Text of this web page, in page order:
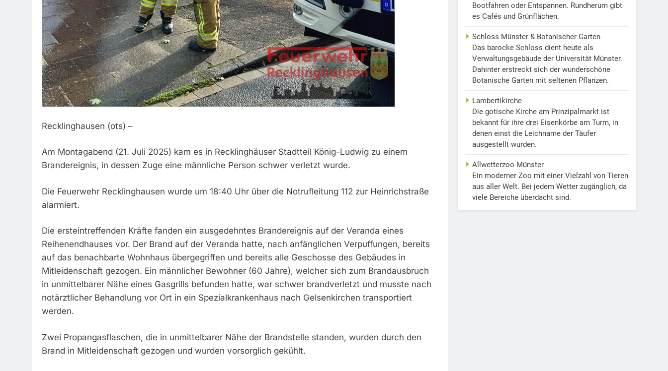
Recklinghausen (ots) –
Am Montagabend (21. Juli 2025) kam es in Recklinghäuser Stadtteil König-Ludwig zu einem
Brandereignis, in dessen Zuge eine männliche Person schwer verletzt wurde.
Die Feuerwehr Recklinghausen wurde um 18:40 Uhr über die Notrufleitung 112 zur Heinrichstraße
alarmiert.
Die ersteintreffenden Kräfte fanden ein ausgedehntes Brandereignis auf der Veranda eines
Reihenendhauses vor. Der Brand auf der Veranda hatte, nach anfänglichen Verpuffungen, bereits
auf das benachbarte Wohnhaus übergegriffen und bereits alle Geschosse des Gebäudes in
Mitleidenschaft gezogen. Ein männlicher Bewohner (60 Jahre), welcher sich zum Brandausbruch
in unmittelbarer Nähe eines Gasgrills befunden hatte, war schwer brandverletzt und musste nach
notärztlicher Behandlung vor Ort in ein Spezialkrankenhaus nach Gelsenkirchen transportiert
werden.
Zwei Propangasflaschen, die in unmittelbarer Nähe der Brandstelle standen, wurden durch den
Brand in Mitleidenschaft gezogen und wurden vorsorglich gekühlt.
Bootfahren oder Entspannen. Rundherum gibt
es Cafés und Grünflächen.
Schloss Münster & Botanischer Garten
Das barocke Schloss dient heute als
Verwaltungsgebäude der Universität Münster.
Dahinter erstreckt sich der wunderschöne
Botanische Garten mit seltenen Pflanzen.
Lambertikirche
Die gotische Kirche am Prinzipalmarkt ist
bekannt für ihre drei Eisenkörbe am Turm, in
denen einst die Leichname der Täufer
ausgestellt wurden.
Allwetterzoo Münster
Ein moderner Zoo mit einer Vielzahl von Tieren
aus aller Welt. Bei jedem Wetter zugänglich, da
viele Bereiche überdacht sind.